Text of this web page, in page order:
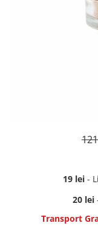
19 lei -
20 lei
Transport